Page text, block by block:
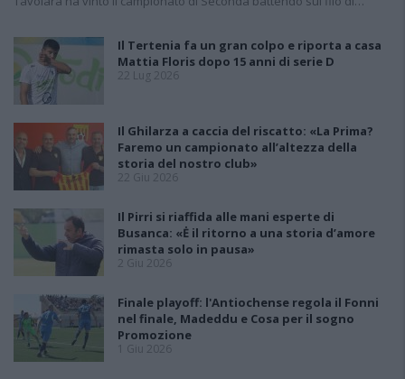
Il Tertenia fa un gran colpo e riporta a casa
Mattia Floris dopo 15 anni di serie D
22 Lug 2026
Il Ghilarza a caccia del riscatto: «La Prima?
Faremo un campionato all’altezza della
storia del nostro club»
22 Giu 2026
Il Pirri si riaffida alle mani esperte di
Busanca: «Ė il ritorno a una storia d’amore
rimasta solo in pausa»
2 Giu 2026
Finale playoff: l'Antiochense regola il Fonni
nel finale, Madeddu e Cosa per il sogno
Promozione
1 Giu 2026